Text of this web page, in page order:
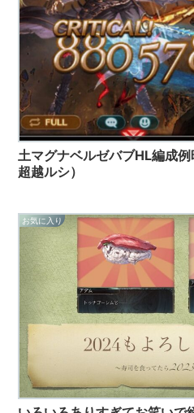
土マグナベルゼバブHL編成
超越ルシ）
お気に入り